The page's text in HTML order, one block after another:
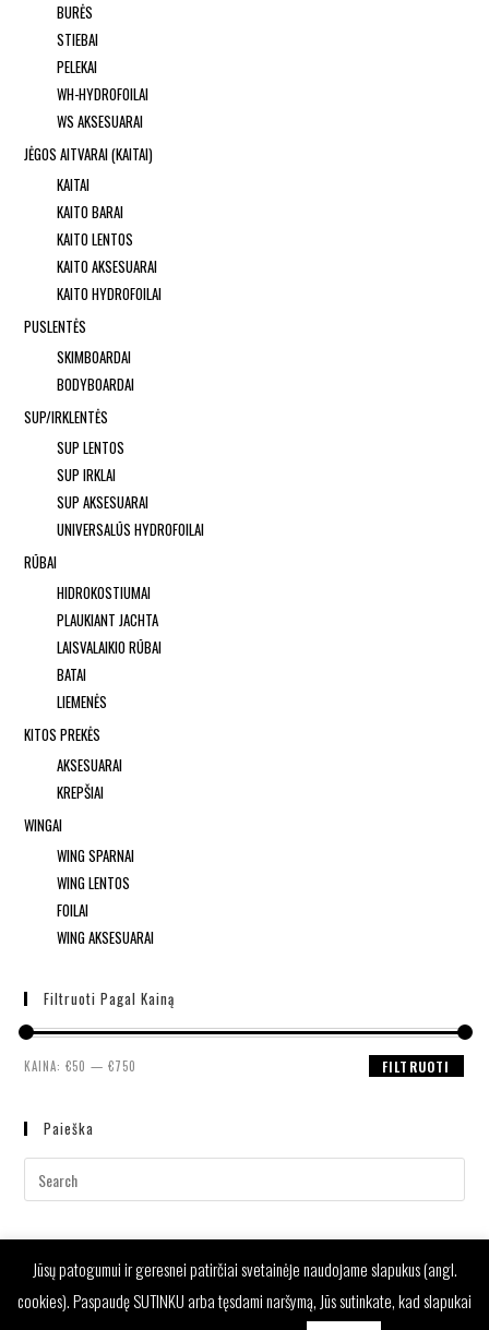
BURĖS
STIEBAI
PELEKAI
WH-HYDROFOILAI
WS AKSESUARAI
JĖGOS AITVARAI (KAITAI)
KAITAI
KAITO BARAI
KAITO LENTOS
KAITO AKSESUARAI
KAITO HYDROFOILAI
PUSLENTĖS
SKIMBOARDAI
BODYBOARDAI
SUP/IRKLENTĖS
SUP LENTOS
SUP IRKLAI
SUP AKSESUARAI
UNIVERSALŪS HYDROFOILAI
RŪBAI
HIDROKOSTIUMAI
PLAUKIANT JACHTA
LAISVALAIKIO RŪBAI
BATAI
LIEMENĖS
KITOS PREKĖS
AKSESUARAI
KREPŠIAI
WINGAI
WING SPARNAI
WING LENTOS
FOILAI
WING AKSESUARAI
Filtruoti Pagal Kainą
FILTRUOTI
KAINA:€50 —€750
Paieška
Jūsų patogumui ir geresnei patirčiai svetainėje naudojame slapukus (angl.
cookies). Paspaudę SUTINKU arba tęsdami naršymą, Jūs sutinkate, kad slapukai